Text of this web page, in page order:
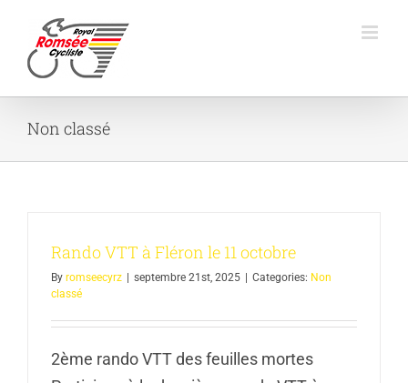
content
Non classé
Rando VTT à Fléron le 11 octobre
By romseecyrz septembre 21st, 2025 Categories: Non
classé
2ème rando VTT des feuilles mortes